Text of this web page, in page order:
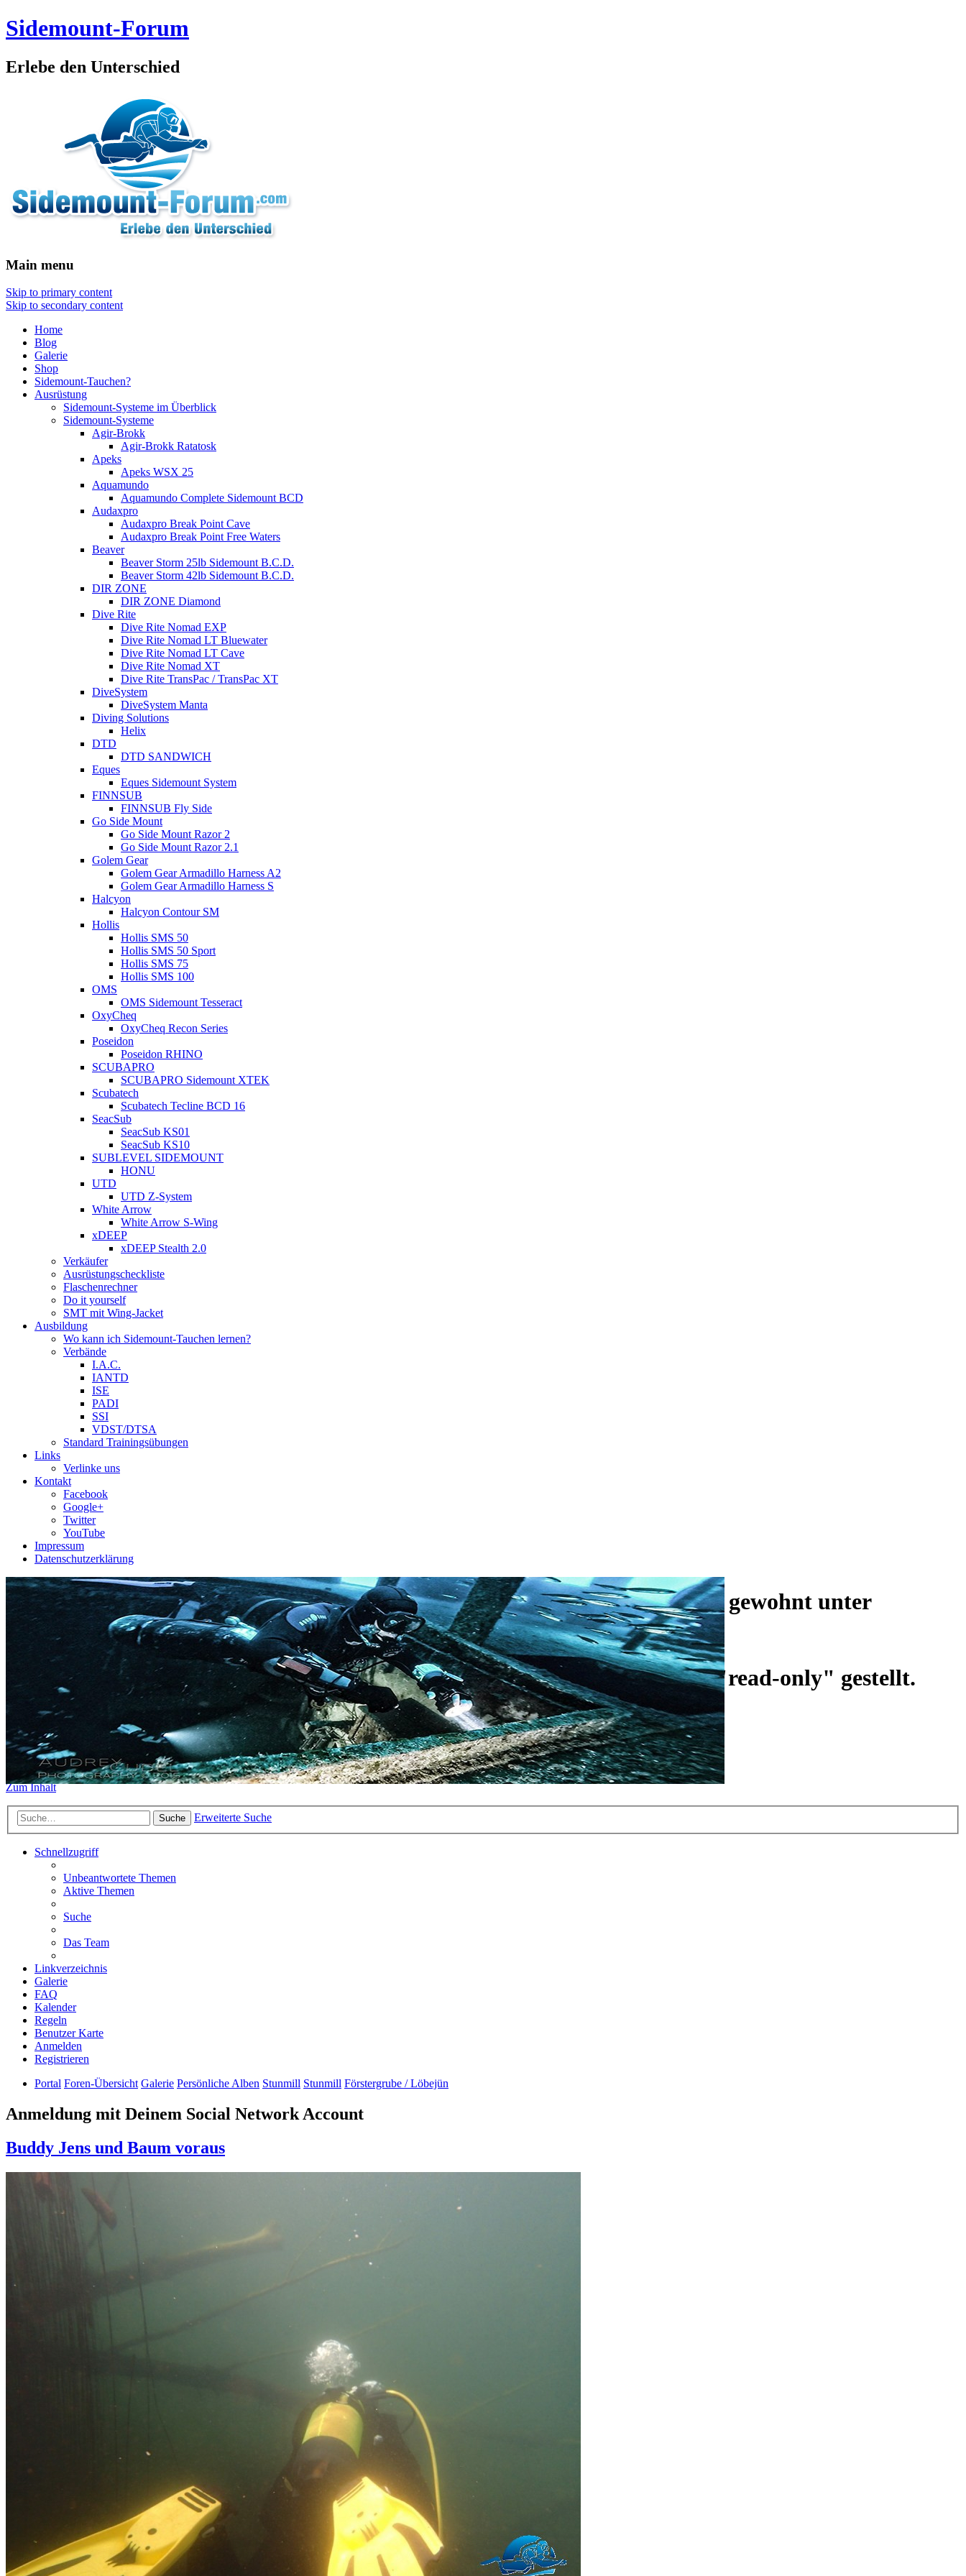
Sidemount-Forum
Erlebe den Unterschied
Main menu
Skip to primary content
Skip to secondary content
Home
Blog
Galerie
Shop
Sidemount-Tauchen?
Ausrüstung
Sidemount-Systeme im Überblick
Sidemount-Systeme
Agir-Brokk
Agir-Brokk Ratatosk
Apeks
Apeks WSX 25
Aquamundo
Aquamundo Complete Sidemount BCD
Audaxpro
Audaxpro Break Point Cave
Audaxpro Break Point Free Waters
Beaver
Beaver Storm 25lb Sidemount B.C.D.
Beaver Storm 42lb Sidemount B.C.D.
DIR ZONE
DIR ZONE Diamond
Dive Rite
Dive Rite Nomad EXP
Dive Rite Nomad LT Bluewater
Dive Rite Nomad LT Cave
Dive Rite Nomad XT
Dive Rite TransPac / TransPac XT
DiveSystem
DiveSystem Manta
Diving Solutions
Helix
DTD
DTD SANDWICH
Eques
Eques Sidemount System
FINNSUB
FINNSUB Fly Side
Go Side Mount
Go Side Mount Razor 2
Go Side Mount Razor 2.1
Golem Gear
Golem Gear Armadillo Harness A2
Golem Gear Armadillo Harness S
Halcyon
Halcyon Contour SM
Hollis
Hollis SMS 50
Hollis SMS 50 Sport
Hollis SMS 75
Hollis SMS 100
OMS
OMS Sidemount Tesseract
OxyCheq
OxyCheq Recon Series
Poseidon
Poseidon RHINO
SCUBAPRO
SCUBAPRO Sidemount XTEK
Scubatech
Scubatech Tecline BCD 16
SeacSub
SeacSub KS01
SeacSub KS10
SUBLEVEL SIDEMOUNT
HONU
UTD
UTD Z-System
White Arrow
White Arrow S-Wing
xDEEP
xDEEP Stealth 2.0
Verkäufer
Ausrüstungscheckliste
Flaschenrechner
Do it yourself
SMT mit Wing-Jacket
Ausbildung
Wo kann ich Sidemount-Tauchen lernen?
Verbände
I.A.C.
IANTD
ISE
PADI
SSI
VDST/DTSA
Standard Trainingsübungen
Links
Verlinke uns
Kontakt
Facebook
Google+
Twitter
YouTube
Impressum
Datenschutzerklärung
Das Sidemount-Forum ist auf ein neues Forensystem umgezogen und wie gewohnt unter
https://www.sidemount-forum.comerreichbar.
Das alte Forum hier existiert nur aufgrund deralten Galerie und ist auf "read-only" gestellt.
Sidemount-Forum
Erlebe den Unterschied
Zum Inhalt
Suche Erweiterte Suche
Schnellzugriff
Unbeantwortete Themen
Aktive Themen
Suche
Das Team
Linkverzeichnis
Galerie
FAQ
Kalender
Regeln
Benutzer Karte
Anmelden
Registrieren
Portal Foren-Übersicht Galerie Persönliche Alben Stunmill Stunmill Förstergrube / Löbejün
Anmeldung mit Deinem Social Network Account
Buddy Jens und Baum voraus